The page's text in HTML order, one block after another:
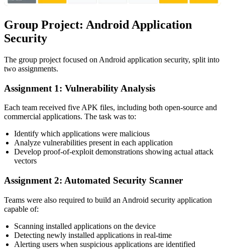
Group Project: Android Application
Security
The group project focused on Android application security, split into
two assignments.
Assignment 1: Vulnerability Analysis
Each team received five APK files, including both open-source and
commercial applications. The task was to:
Identify which applications were malicious
Analyze vulnerabilities present in each application
Develop proof-of-exploit demonstrations showing actual attack
vectors
Assignment 2: Automated Security Scanner
Teams were also required to build an Android security application
capable of:
Scanning installed applications on the device
Detecting newly installed applications in real-time
Alerting users when suspicious applications are identified